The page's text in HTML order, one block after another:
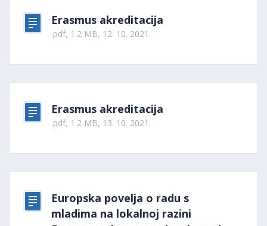
Erasmus akreditacija
.pdf, 1.2 MB, 12. 10. 2021.
Erasmus akreditacija
.pdf, 1.2 MB, 13. 10. 2021.
Europska povelja o radu s
mladima na lokalnoj razini